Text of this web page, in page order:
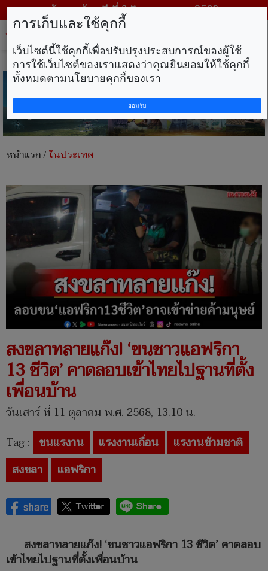
วันพฤหัสบดี ที่ 6 สิงหาคม พ.ศ. 2569
หน้าแรก/ในประเทศ
สงขลาทลายแก๊ง! ‘ขนชาวแอฟริกา
13 ชีวิต’ คาดลอบเข้าไทยไปฐานที่ตั้ง
เพื่อนบ้าน
วันเสาร์ ที่ 11 ตุลาคม พ.ศ. 2568, 13.10 น.
Tag : ขนแรงาน แรงงานเถื่อน
แรงานข้ามชาติ
สงขลา
แอฟริกา
สงขลาทลายแก๊ง! ‘ขนชาวแอฟริกา 13 ชีวิต’ คาดลอบ
เข้าไทยไปฐานที่ตั้งเพื่อนบ้าน
การเก็บและใช้คุกกี้
เว็บไซต์นี้ใช้คุกกี้เพื่อปรับปรุงประสบการณ์ของผู้ใช้
การใช้เว็บไซต์ของเราแสดงว่าคุณยินยอมให้ใช้คุกกี้
ทั้งหมดตามนโยบายคุกกี้ของเรา
ยอมรับ